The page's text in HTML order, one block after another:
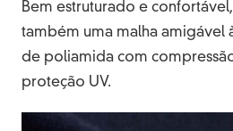
Bem estruturado e
também uma malha amigável
de poliamida com
proteção UV.